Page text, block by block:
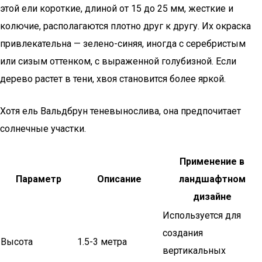
этой ели короткие, длиной от 15 до 25 мм, жесткие и
колючие, располагаются плотно друг к другу. Их окраска
привлекательна — зелено-синяя, иногда с серебристым
или сизым оттенком, с выраженной голубизной. Если
дерево растет в тени, хвоя становится более яркой.
Хотя ель Вальдбрун теневынослива, она предпочитает
солнечные участки.
Параметр Описание
Применение в
ландшафтном
дизайне
Высота 1.5-3 метра
Используется для
создания
вертикальных